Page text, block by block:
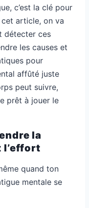
c’est la clé pour
cet article, on va
détecter ces
les causes et
pour
affûté juste
peut suivre,
prêt à jouer le
la
l’effort
quand ton
mentale se